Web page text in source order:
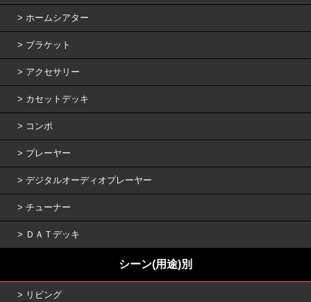
ホームシアター
ブラケット
アクセサリー
カセットデッキ
コンポ
プレーヤー
デジタルオーディオプレーヤー
チューナー
ＤＡＴデッキ
シーン(用途)別
リビング